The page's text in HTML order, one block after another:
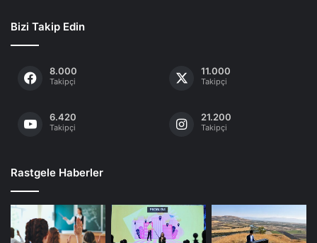
Bizi Takip Edin
8.000
Takipçi
11.000
Takipçi
6.420
Takipçi
21.200
Takipçi
Rastgele Haberler